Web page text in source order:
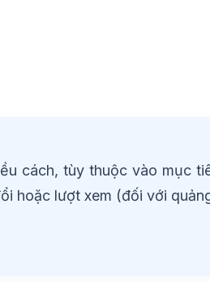
cách, tùy thuộc vào mục
hoặc lượt xem (đối với